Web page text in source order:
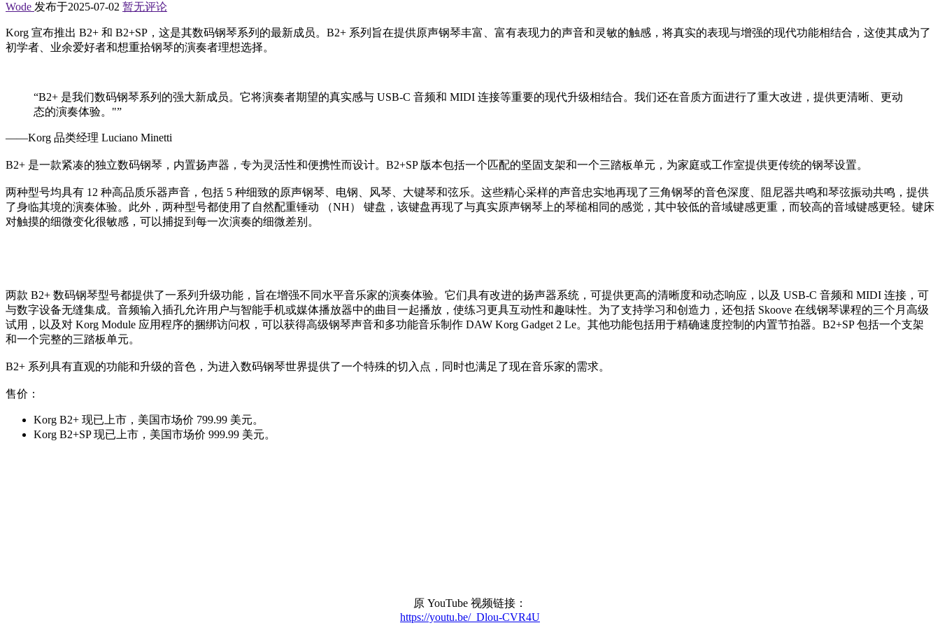
Wode 发布于2025-07-02 暂无评论
Korg 宣布推出 B2+ 和 B2+SP，这是其数码钢琴系列的最新成员。B2+ 系列旨在提供原声钢琴丰富、富有表现力的声音和灵敏的触感，将真实的表现与增强的现代功能相结合，这使其成为了
初学者、业余爱好者和想重拾钢琴的演奏者理想选择。
“B2+ 是我们数码钢琴系列的强大新成员。它将演奏者期望的真实感与 USB-C 音频和 MIDI 连接等重要的现代升级相结合。我们还在音质方面进行了重大改进，提供更清晰、更动
态的演奏体验。"”
——Korg 品类经理 Luciano Minetti
B2+ 是一款紧凑的独立数码钢琴，内置扬声器，专为灵活性和便携性而设计。B2+SP 版本包括一个匹配的坚固支架和一个三踏板单元，为家庭或工作室提供更传统的钢琴设置。
两种型号均具有 12 种高品质乐器声音，包括 5 种细致的原声钢琴、电钢、风琴、大键琴和弦乐。这些精心采样的声音忠实地再现了三角钢琴的音色深度、阻尼器共鸣和琴弦振动共鸣，提供
了身临其境的演奏体验。此外，两种型号都使用了自然配重锤动 （NH） 键盘，该键盘再现了与真实原声钢琴上的琴槌相同的感觉，其中较低的音域键感更重，而较高的音域键感更轻。键床
对触摸的细微变化很敏感，可以捕捉到每一次演奏的细微差别。
两款 B2+ 数码钢琴型号都提供了一系列升级功能，旨在增强不同水平音乐家的演奏体验。它们具有改进的扬声器系统，可提供更高的清晰度和动态响应，以及 USB-C 音频和 MIDI 连接，可
与数字设备无缝集成。音频输入插孔允许用户与智能手机或媒体播放器中的曲目一起播放，使练习更具互动性和趣味性。为了支持学习和创造力，还包括 Skoove 在线钢琴课程的三个月高级
试用，以及对 Korg Module 应用程序的捆绑访问权，可以获得高级钢琴声音和多功能音乐制作 DAW Korg Gadget 2 Le。其他功能包括用于精确速度控制的内置节拍器。B2+SP 包括一个支架
和一个完整的三踏板单元。
B2+ 系列具有直观的功能和升级的音色，为进入数码钢琴世界提供了一个特殊的切入点，同时也满足了现在音乐家的需求。
售价：
Korg B2+ 现已上市，美国市场价 799.99 美元。
Korg B2+SP 现已上市，美国市场价 999.99 美元。
原 YouTube 视频链接：
https://youtu.be/_Dlou-CVR4U